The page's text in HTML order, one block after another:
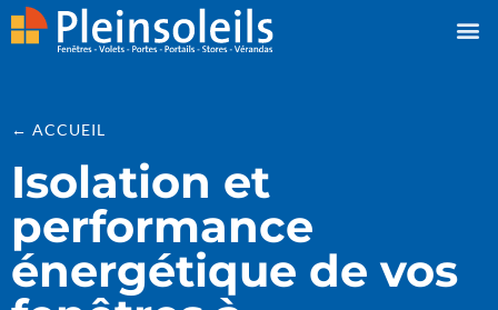
← ACCUEIL
Isolation et
performance
énergétique de vos